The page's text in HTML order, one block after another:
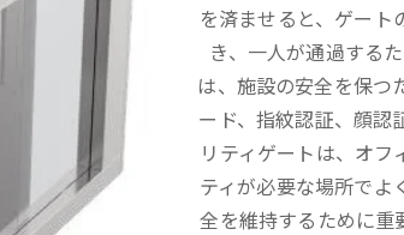
を済ませると、ゲー
き、一人が通過する
は、施設の安全を保つ
ード、指紋認証、顔認
リティゲートは、オ
ティが必要な場所でよ
全を維持するために重